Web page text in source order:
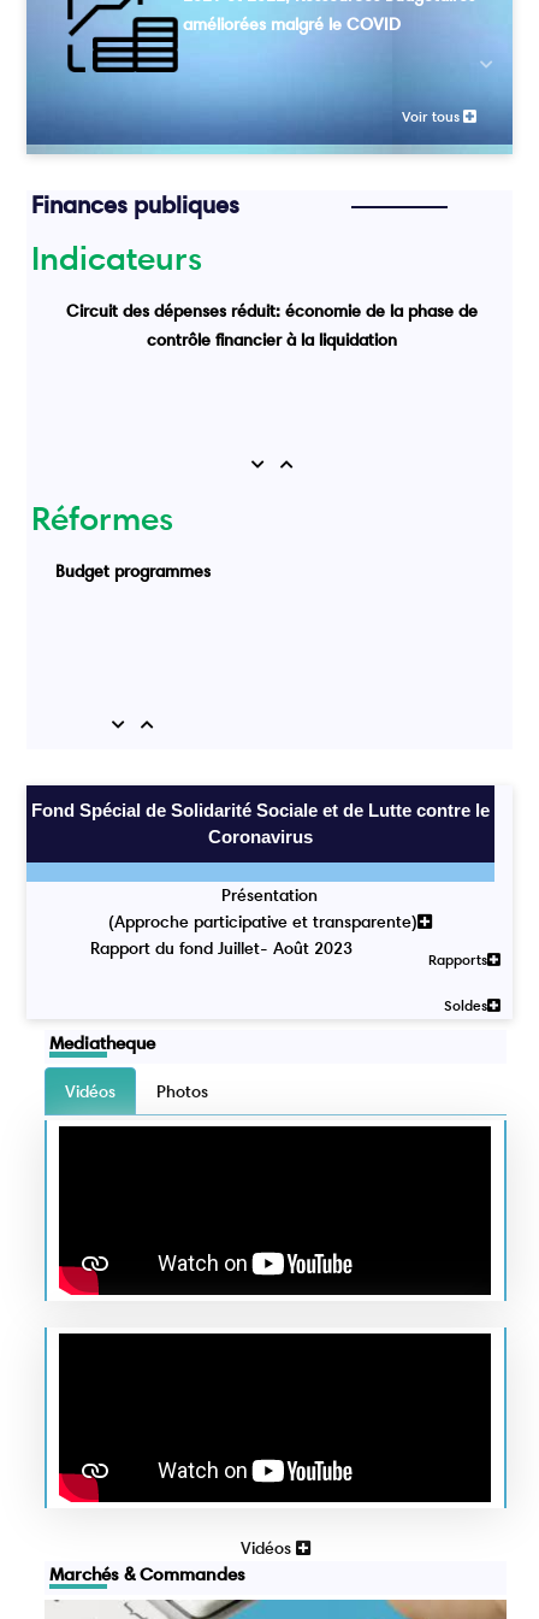
améliorées malgré le COVID
Voir tous
Finances publiques
Indicateurs
Circuit des dépenses réduit: économie de la phase de
contrôle financier à la liquidation
Previous
Réformes
Budget programmes
Previous
Fond Spécial de Solidarité Sociale et de Lutte contre le
Coronavirus
Présentation
(Approche participative et transparente)
Rapports
Rapport du fond Juillet- Août 2023
Soldes
Mediatheque
Vidéos Photos
Vidéos
Marchés & Commandes